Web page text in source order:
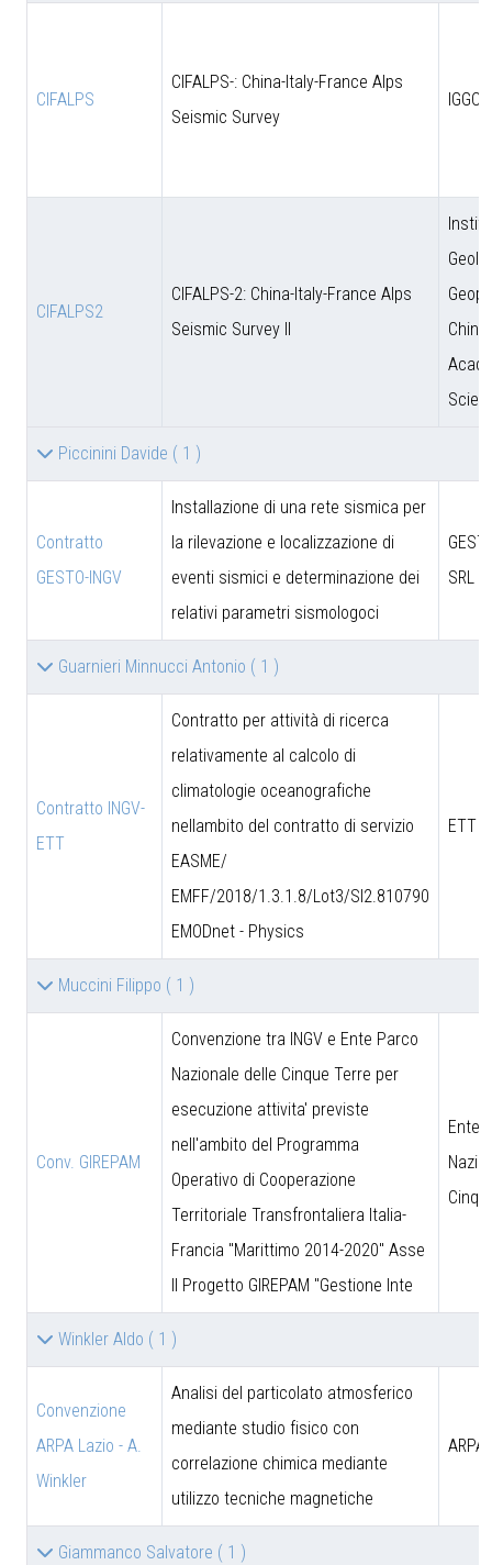
CIFALPS
CIFALPS-: China-Italy-France Alps
Seismic Survey
CIFALPS2
CIFALPS-2: China-Italy-France Alps
Seismic Survey II
Piccinini Davide ( 1 )
Contratto
GESTO-INGV
Installazione di una rete sismica per
la rilevazione e localizzazione di
eventi sismici e determinazione dei
relativi parametri sismologoci
SRL
Guarnieri Minnucci Antonio ( 1 )
Contratto INGV-
ETT
Contratto per attività di ricerca
relativamente al calcolo di
climatologie oceanografiche
nellambito del contratto di servizio
EASME/
EMFF/2018/1.3.1.8/Lot3/SI2.810790
EMODnet - Physics
ETT
Muccini Filippo ( 1 )
Conv. GIREPAM
Convenzione tra INGV e Ente Parco
Nazionale delle Cinque Terre per
esecuzione attivita' previste
nell'ambito del Programma
Operativo di Cooperazione
Territoriale Transfrontaliera Italia-
Francia "Marittimo 2014-2020" Asse
II Progetto GIREPAM "Gestione Inte
Ente
Winkler Aldo ( 1 )
Convenzione
ARPA Lazio - A.
Winkler
Analisi del particolato atmosferico
mediante studio fisico con
correlazione chimica mediante
utilizzo tecniche magnetiche
ARPA
Giammanco Salvatore ( 1 )